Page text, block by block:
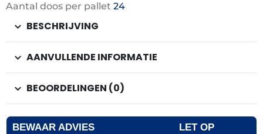
Aantal doos per pallet 24
BESCHRIJVING
AANVULLENDE INFORMATIE
BEOORDELINGEN (0)
BEWAAR ADVIES LET OP